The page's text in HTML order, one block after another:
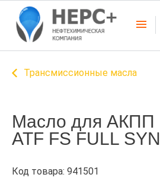
Трансмиссионные масла
Масло для АКПП
ATF FS FULL
Код товара: 941501